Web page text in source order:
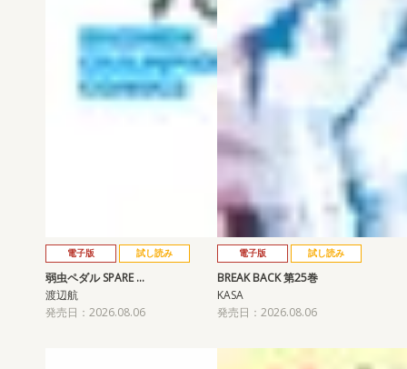
電子版 試し読み
弱虫ペダル SPARE …
渡辺航
発売日：2026.08.06
電子版 試し読み
BREAK BACK 第25巻
KASA
発売日：2026.08.06